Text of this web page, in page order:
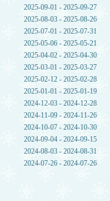
2025-09-01 - 2025-09-27
2025-08-03 - 2025-08-26
2025-07-01 - 2025-07-31
2025-05-06 - 2025-05-21
2025-04-02 - 2025-04-30
2025-03-01 - 2025-03-27
2025-02-12 - 2025-02-28
2025-01-01 - 2025-01-19
2024-12-03 - 2024-12-28
2024-11-09 - 2024-11-26
2024-10-07 - 2024-10-30
2024-09-04 - 2024-09-15
2024-08-03 - 2024-08-31
2024-07-26 - 2024-07-26